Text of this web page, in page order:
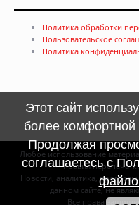
Политика обработки
Пользовательское
Политика
Любое использование
правил
Новости, аналитика,
данном сайте, не
Все права
Этот сайт
более комфортной
Продолжая
соглашаетесь с